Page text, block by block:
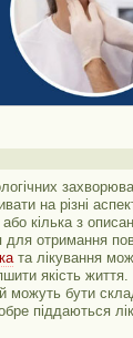
на різні
кілька з
для отримання
та лікування
якість життя.
можуть бути
піддаються